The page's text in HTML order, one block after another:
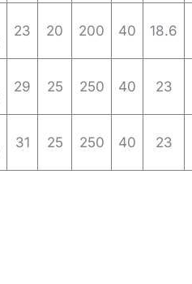
23 20 200 40 18.6
29 25 250 40 23
31 25 250 40 23